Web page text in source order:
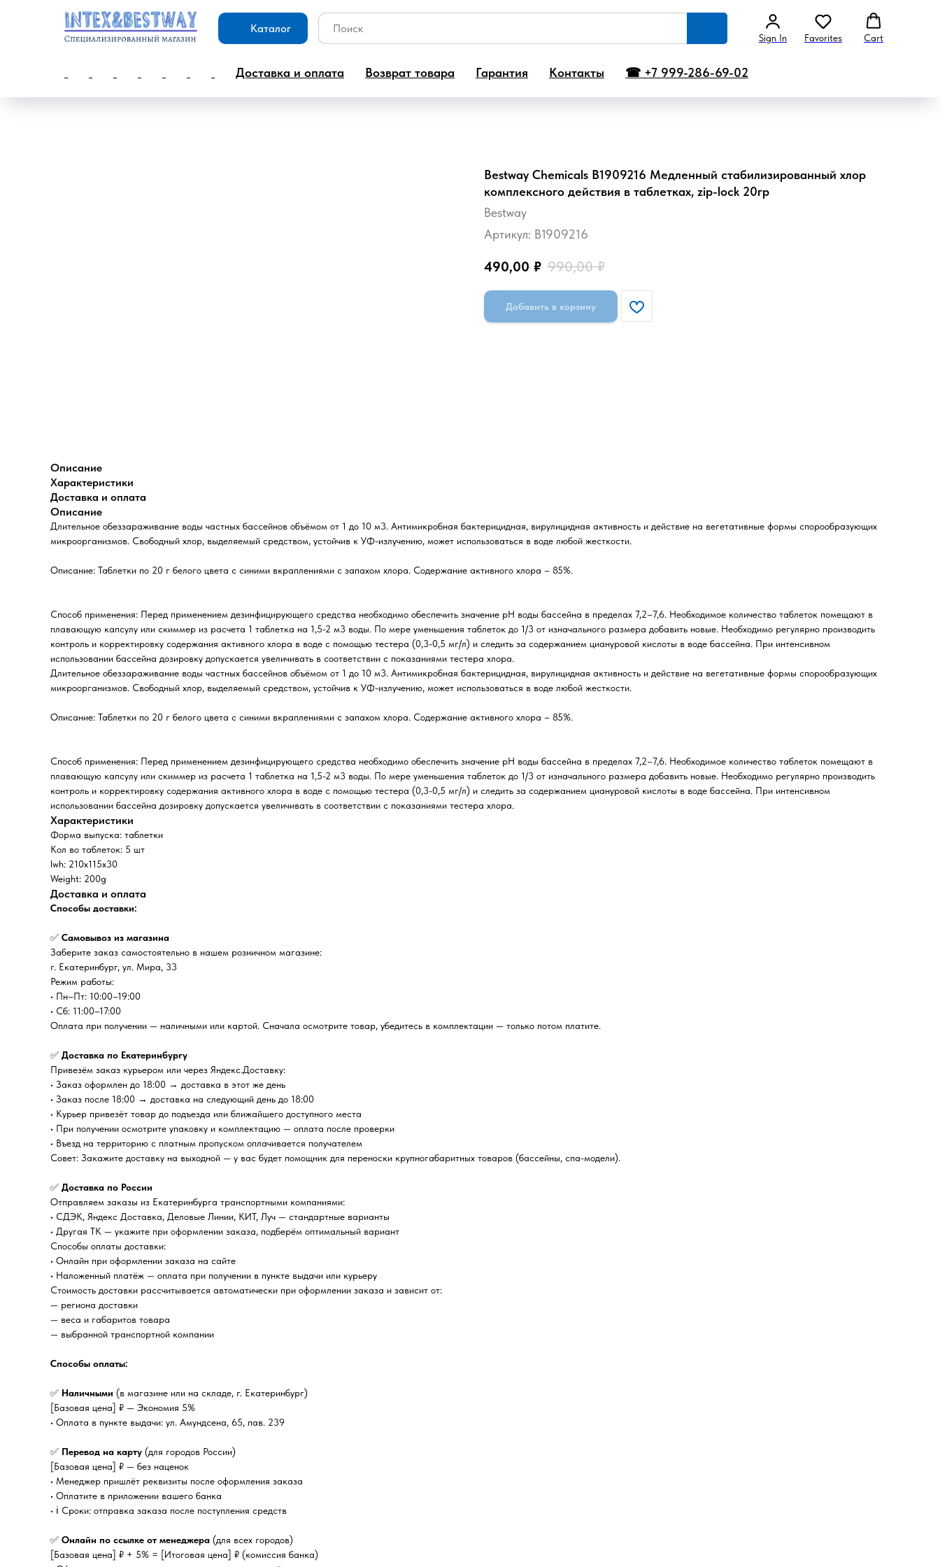
Каталог
Sign In Favorites Cart
Доставка и оплата Возврат товара Гарантия Контакты ☎ +7 999-286-69-02
Bestwаy Chemicals B1909216 Медленный стабилизированный хлор
комплексного действия в таблетках, zip-lock 20гр
Bestway
Артикул: B1909216
490,00 ₽ 990,00 ₽
Добавить в корзину
Описание
Характеристики
Доставка и оплата
Описание
Длительное обеззараживание воды частных бассейнов объёмом от 1 до 10 м3. Антимикробная бактерицидная, вирулицидная активность и действие на вегетативные формы спорообразующих
микроорганизмов. Свободный хлор, выделяемый средством, устойчив к УФ-излучению, может использоваться в воде любой жесткости.
Описание: Таблетки по 20 г белого цвета с синими вкраплениями с запахом хлора. Содержание активного хлора – 85%.
Способ применения: Перед применением дезинфицирующего средства необходимо обеспечить значение рН воды бассейна в пределах 7,2–7,6. Необходимое количество таблеток помещают в
плавающую капсулу или скиммер из расчета 1 таблетка на 1,5-2 м3 воды. По мере уменьшения таблеток до 1/3 от изначального размера добавить новые. Необходимо регулярно производить
контроль и корректировку содержания активного хлора в воде с помощью тестера (0,3-0,5 мг/л) и следить за содержанием циануровой кислоты в воде бассейна. При интенсивном
использовании бассейна дозировку допускается увеличивать в соответствии с показаниями тестера хлора.
Длительное обеззараживание воды частных бассейнов объёмом от 1 до 10 м3. Антимикробная бактерицидная, вирулицидная активность и действие на вегетативные формы спорообразующих
микроорганизмов. Свободный хлор, выделяемый средством, устойчив к УФ-излучению, может использоваться в воде любой жесткости.
Описание: Таблетки по 20 г белого цвета с синими вкраплениями с запахом хлора. Содержание активного хлора – 85%.
Способ применения: Перед применением дезинфицирующего средства необходимо обеспечить значение рН воды бассейна в пределах 7,2–7,6. Необходимое количество таблеток помещают в
плавающую капсулу или скиммер из расчета 1 таблетка на 1,5-2 м3 воды. По мере уменьшения таблеток до 1/3 от изначального размера добавить новые. Необходимо регулярно производить
контроль и корректировку содержания активного хлора в воде с помощью тестера (0,3-0,5 мг/л) и следить за содержанием циануровой кислоты в воде бассейна. При интенсивном
использовании бассейна дозировку допускается увеличивать в соответствии с показаниями тестера хлора.
Характеристики
Форма выпуска: таблетки
Кол во таблеток: 5 шт
lwh: 210x115x30
Weight: 200g
Доставка и оплата
Способы доставки:
✅ Самовывоз из магазина
Заберите заказ самостоятельно в нашем розничном магазине:
г. Екатеринбург, ул. Мира, 33
Режим работы:
• Пн–Пт: 10:00–19:00
• Сб: 11:00–17:00
Оплата при получении — наличными или картой. Сначала осмотрите товар, убедитесь в комплектации — только потом платите.
✅ Доставка по Екатеринбургу
Привезём заказ курьером или через Яндекс.Доставку:
• Заказ оформлен до 18:00 → доставка в этот же день
• Заказ после 18:00 → доставка на следующий день до 18:00
• Курьер привезёт товар до подъезда или ближайшего доступного места
• При получении осмотрите упаковку и комплектацию — оплата после проверки
• Въезд на территорию с платным пропуском оплачивается получателем
Совет: Закажите доставку на выходной — у вас будет помощник для переноски крупногабаритных товаров (бассейны, спа-модели).
✅ Доставка по России
Отправляем заказы из Екатеринбурга транспортными компаниями:
• СДЭК, Яндекс Доставка, Деловые Линии, КИТ, Луч — стандартные варианты
• Другая ТК — укажите при оформлении заказа, подберём оптимальный вариант
Способы оплаты доставки:
• Онлайн при оформлении заказа на сайте
• Наложенный платёж — оплата при получении в пункте выдачи или курьеру
Стоимость доставки рассчитывается автоматически при оформлении заказа и зависит от:
— региона доставки
— веса и габаритов товара
— выбранной транспортной компании
Способы оплаты:
✅ Наличными (в магазине или на складе, г. Екатеринбург)
[Базовая цена] ₽ — Экономия 5%
• Оплата в пункте выдачи: ул. Амундсена, 65, пав. 239
✅ Перевод на карту (для городов России)
[Базовая цена] ₽ — без наценок
• Менеджер пришлёт реквизиты после оформления заказа
• Оплатите в приложении вашего банка
• ℹ️ Сроки: отправка заказа после поступления средств
✅ Онлайн по ссылке от менеджера (для всех городов)
[Базовая цена] ₽ + 5% = [Итоговая цена] ₽ (комиссия банка)